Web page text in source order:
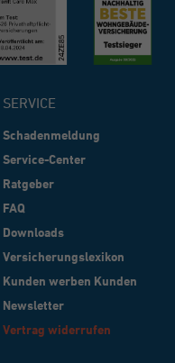
SERVICE
Schadenmeldung
Service-Center
Ratgeber
FAQ
Downloads
Versicherungslexikon
Kunden werben Kunden
Newsletter
Vertrag widerrufen